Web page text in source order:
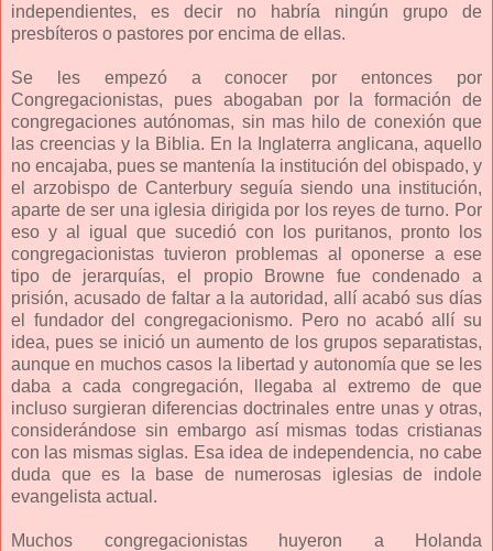
independientes, es decir no habría ningún grupo de
presbíteros o pastores por encima de ellas.
Se les empezó a conocer por entonces por
Congregacionistas, pues abogaban por la formación de
congregaciones autónomas, sin mas hilo de conexión que
las creencias y la Biblia. En la Inglaterra anglicana, aquello
no encajaba, pues se mantenía la institución del obispado, y
el arzobispo de Canterbury seguía siendo una institución,
aparte de ser una iglesia dirigida por los reyes de turno. Por
eso y al igual que sucedió con los puritanos, pronto los
congregacionistas tuvieron problemas al oponerse a ese
tipo de jerarquías, el propio Browne fue condenado a
prisión, acusado de faltar a la autoridad, allí acabó sus días
el fundador del congregacionismo. Pero no acabó allí su
idea, pues se inició un aumento de los grupos separatistas,
aunque en muchos casos la libertad y autonomía que se les
daba a cada congregación, llegaba al extremo de que
incluso surgieran diferencias doctrinales entre unas y otras,
considerándose sin embargo así mismas todas cristianas
con las mismas siglas. Esa idea de independencia, no cabe
duda que es la base de numerosas iglesias de indole
evangelista actual.
Muchos congregacionistas huyeron a Holanda